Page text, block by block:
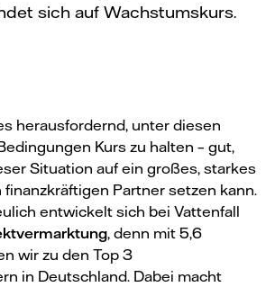
sich auf Wachstumskurs.
herausfordernd, unter diesen
Kurs zu halten – gut,
Situation auf ein großes, starkes
Partner setzen kann.
entwickelt sich bei Vattenfall
, denn mit 5,6
wir zu den Top 3
in Deutschland. Dabei macht